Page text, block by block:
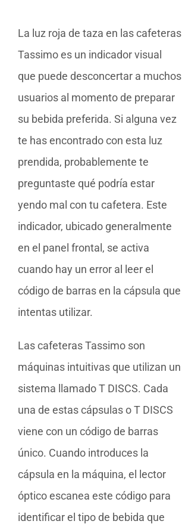
La luz roja de taza en las cafeteras
Tassimo es un indicador visual
que puede desconcertar a muchos
usuarios al momento de preparar
su bebida preferida. Si alguna vez
te has encontrado con esta luz
prendida, probablemente te
preguntaste qué podría estar
yendo mal con tu cafetera. Este
indicador, ubicado generalmente
en el panel frontal, se activa
cuando hay un error al leer el
código de barras en la cápsula que
intentas utilizar.
Las cafeteras Tassimo son
máquinas intuitivas que utilizan un
sistema llamado T DISCS. Cada
una de estas cápsulas o T DISCS
viene con un código de barras
único. Cuando introduces la
cápsula en la máquina, el lector
óptico escanea este código para
identificar el tipo de bebida que